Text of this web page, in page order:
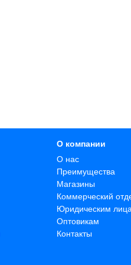
О компании
О нас
Преимущества
Магазины
Коммерческий
Юридическим
Оптовикам
Контакты